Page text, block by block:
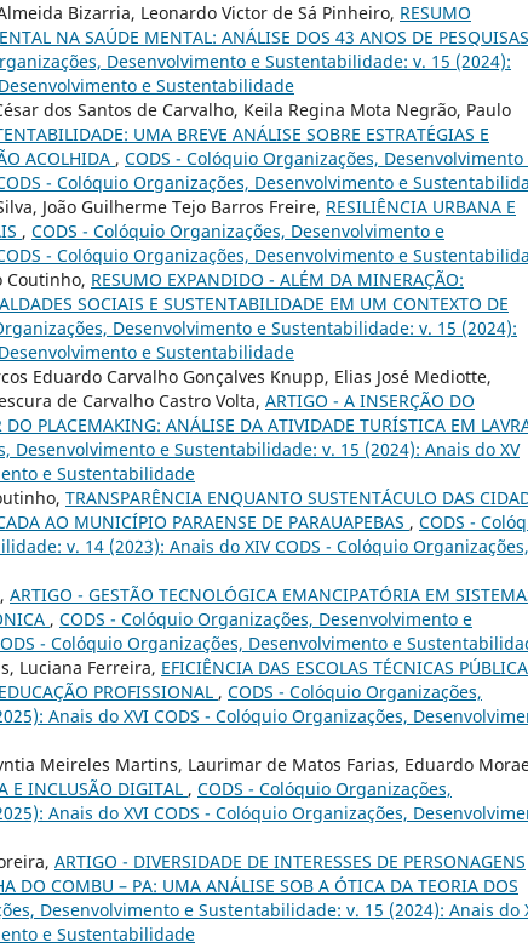
Bizarria, Leonardo Victor de Sá Pinheiro, RESUMO
NA SAÚDE MENTAL: ANÁLISE DOS 43 ANOS DE PESQUISAS
Desenvolvimento e Sustentabilidade: v. 15 (2024):
e Sustentabilidade
dos Santos de Carvalho, Keila Regina Mota Negrão, Paulo
UMA BREVE ANÁLISE SOBRE ESTRATÉGIAS E
ACOLHIDA , CODS - Colóquio Organizações, Desenvolvimento
- Colóquio Organizações, Desenvolvimento e
João Guilherme Tejo Barros Freire, RESILIÊNCIA URBANA E
, CODS - Colóquio Organizações, Desenvolvimento e
- Colóquio Organizações, Desenvolvimento e
Coutinho, RESUMO EXPANDIDO - ALÉM DA MINERAÇÃO:
SOCIAIS E SUSTENTABILIDADE EM UM CONTEXTO DE
Desenvolvimento e Sustentabilidade: v. 15 (2024):
e Sustentabilidade
Eduardo Carvalho Gonçalves Knupp, Elias José Mediotte,
de Carvalho Castro Volta, ARTIGO - A INSERÇÃO DO
PLACEMAKING: ANÁLISE DA ATIVIDADE TURÍSTICA EM
Desenvolvimento e Sustentabilidade: v. 15 (2024): Anais do XV
e Sustentabilidade
TRANSPARÊNCIA ENQUANTO SUSTENTÁCULO DAS
AO MUNICÍPIO PARAENSE DE PARAUAPEBAS , CODS -
v. 14 (2023): Anais do XIV CODS - Colóquio Organizações,
ARTIGO - GESTÃO TECNOLÓGICA EMANCIPATÓRIA EM
, CODS - Colóquio Organizações, Desenvolvimento e
- Colóquio Organizações, Desenvolvimento e
Luciana Ferreira, EFICIÊNCIA DAS ESCOLAS TÉCNICAS
PROFISSIONAL , CODS - Colóquio Organizações,
Anais do XVI CODS - Colóquio Organizações,
Meireles Martins, Laurimar de Matos Farias, Eduardo
E INCLUSÃO DIGITAL , CODS - Colóquio Organizações,
Anais do XVI CODS - Colóquio Organizações,
ARTIGO - DIVERSIDADE DE INTERESSES DE PERSONAGENS
DO COMBU – PA: UMA ANÁLISE SOB A ÓTICA DA TEORIA DOS
Desenvolvimento e Sustentabilidade: v. 15 (2024): Anais do
e Sustentabilidade